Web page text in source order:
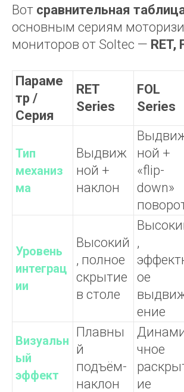
Вот сравнительная
основным сериям
мониторов от Soltec — RET,
Параме
тр /
Серия
RET
Series
FOL
Series
Тип
механиз
ма
Выдвиж
ной +
наклон
ной +
«flip-
down»
Уровень
интеграц
ии
Высокий
, полное
скрытие
в столе
,
ое
ение
Визуальн
ый
эффект
Плавны
й
подъём-
наклон
чное
ие